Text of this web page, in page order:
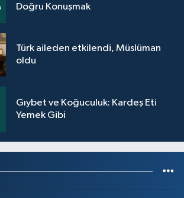
Doğru Konuşmak
Türk aileden etkilendi, Müslüman
oldu
Gıybet ve Koğuculuk: Kardeş Eti
Yemek Gibi
Müftülüğü